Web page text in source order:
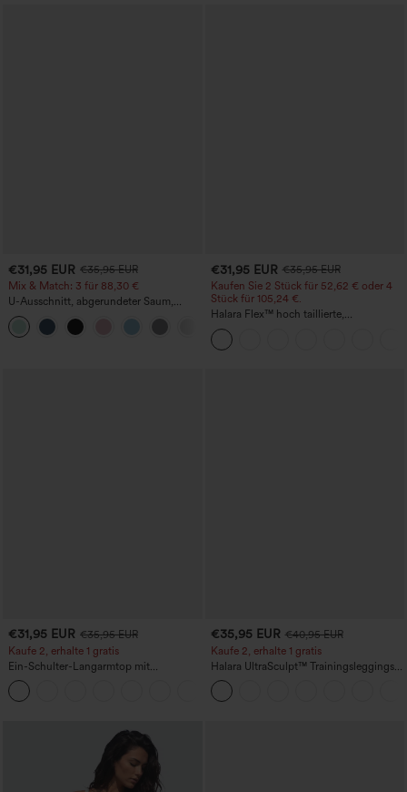
€31,95 EUR €35,95 EUR
Mix & Match: 3 für 88,30 €
U-Ausschnitt, abgerundeter Saum,
InstantCool Yoga-Trägertop – UPF50+
€31,95 EUR €35,95 EUR
Kaufen Sie 2 Stück für 52,62 € oder 4
Stück für 105,24 €.
Halara Flex™ hoch taillierte,
figurformende Arbeitshose, die die Taille
schmaler wirken lässt, mit Taschen,
weitem Bein und Mikro-Waffelstruktur
€31,95 EUR €35,95 EUR
Kaufe 2, erhalte 1 gratis
Ein-Schulter-Langarmtop mit
Daumenloch, geschwungener Saum
(High-Low), schnell trocknend – Yoga-
Sporttop mit integriertem BH
€35,95 EUR €40,95 EUR
Kaufe 2, erhalte 1 gratis
Halara UltraSculpt™ Trainingsleggings
mit hohem Bund – raffende Push-up-
Po-Form, Bauchkontrolle, Taschen und
formende Passform